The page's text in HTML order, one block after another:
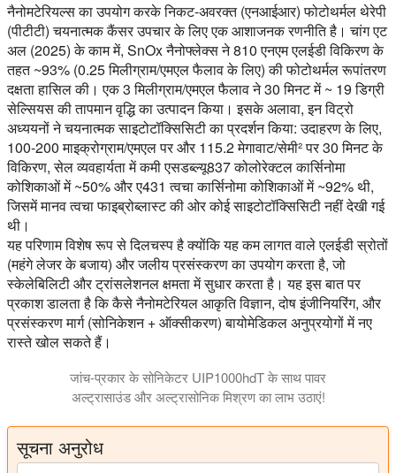
नैनोमटेरियल्स का उपयोग करके निकट-अवरक्त (एनआईआर) फोटोथर्मल थेरेपी
(पीटीटी) चयनात्मक कैंसर उपचार के लिए एक आशाजनक रणनीति है। चांग एट
अल (2025) के काम में, SnOx नैनोफ्लेक्स ने 810 एनएम एलईडी विकिरण के
तहत ~93% (0.25 मिलीग्राम/एमएल फैलाव के लिए) की फोटोथर्मल रूपांतरण
दक्षता हासिल की। एक 3 मिलीग्राम/एमएल फैलाव ने 30 मिनट में ~ 19 डिग्री
सेल्सियस की तापमान वृद्धि का उत्पादन किया। इसके अलावा, इन विट्रो
अध्ययनों ने चयनात्मक साइटोटॉक्सिसिटी का प्रदर्शन किया: उदाहरण के लिए,
100-200 माइक्रोग्राम/एमएल पर और 115.2 मेगावाट/सेमी² पर 30 मिनट के
विकिरण, सेल व्यवहार्यता में कमी एसडब्ल्यू837 कोलोरेक्टल कार्सिनोमा
कोशिकाओं में ~50% और ए431 त्वचा कार्सिनोमा कोशिकाओं में ~92% थी,
जिसमें मानव त्वचा फाइब्रोब्लास्ट की ओर कोई साइटोटॉक्सिसिटी नहीं देखी गई
थी।
यह परिणाम विशेष रूप से दिलचस्प है क्योंकि यह कम लागत वाले एलईडी स्रोतों
(महंगे लेजर के बजाय) और जलीय प्रसंस्करण का उपयोग करता है, जो
स्केलेबिलिटी और ट्रांसलेशनल क्षमता में सुधार करता है। यह इस बात पर
प्रकाश डालता है कि कैसे नैनोमटेरियल आकृति विज्ञान, दोष इंजीनियरिंग, और
प्रसंस्करण मार्ग (सोनिकेशन + ऑक्सीकरण) बायोमेडिकल अनुप्रयोगों में नए
रास्ते खोल सकते हैं।
जांच-प्रकार के सोनिकेटर UIP1000hdT के साथ पावर
अल्ट्रासाउंड और अल्ट्रासोनिक मिश्रण का लाभ उठाएं!
सूचना अनुरोध